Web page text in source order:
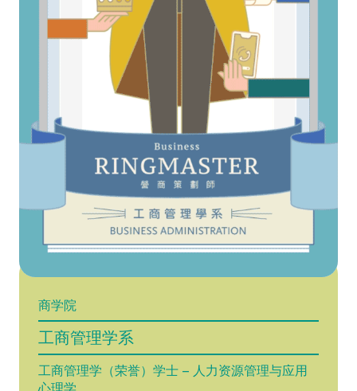
商学院
工商管理学系
工商管理学（荣誉）学士 – 人力资源管理与应用